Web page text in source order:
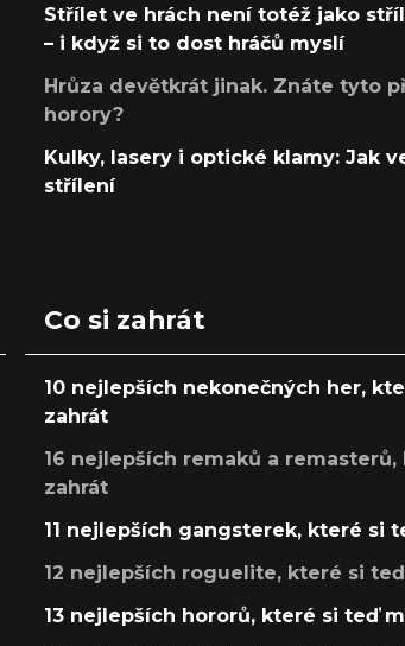
Střílet ve hrách není totéž jako
– i když si to dost hráčů myslí
Hrůza devětkrát jinak. Znáte tyto
horory?
Kulky, lasery i optické klamy: Jak
střílení
Co si zahrát
10 nejlepších nekonečných her,
zahrát
16 nejlepších remaků a
zahrát
11 nejlepších gangsterek, které si
12 nejlepších roguelite, které si
13 nejlepších hororů, které si teď